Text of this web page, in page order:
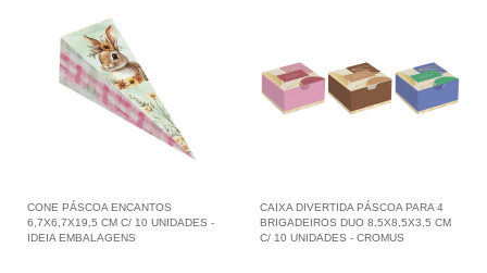
CONE PÁSCOA ENCANTOS
6,7X6,7X19,5 CM C/ 10 UNIDADES -
IDEIA EMBALAGENS
CAIXA DIVERTIDA PÁSCOA PARA 4
BRIGADEIROS DUO 8,5X8,5X3,5 CM
C/ 10 UNIDADES - CROMUS